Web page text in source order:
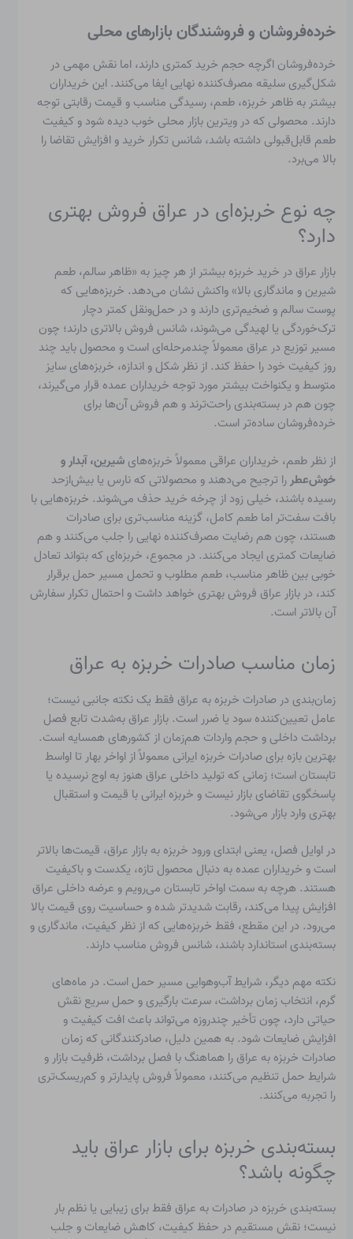
خرده‌فروشان و فروشندگان بازارهای محلی
خرده‌فروشان اگرچه حجم خرید کمتری دارند، اما نقش مهمی در
شکل‌گیری سلیقه مصرف‌کننده نهایی ایفا می‌کنند. این خریداران
بیشتر به ظاهر خربزه، طعم، رسیدگی مناسب و قیمت رقابتی توجه
دارند. محصولی که در ویترین بازار محلی خوب دیده شود و کیفیت
طعم قابل‌قبولی داشته باشد، شانس تکرار خرید و افزایش تقاضا را
بالا می‌برد.
چه نوع خربزه‌ای در عراق فروش بهتری
دارد؟
بازار عراق در خرید خربزه بیشتر از هر چیز به «ظاهر سالم، طعم
شیرین و ماندگاری بالا» واکنش نشان می‌دهد. خربزه‌هایی که
پوست سالم و ضخیم‌تری دارند و در حمل‌ونقل کمتر دچار
ترک‌خوردگی یا لهیدگی می‌شوند، شانس فروش بالاتری دارند؛ چون
مسیر توزیع در عراق معمولاً چندمرحله‌ای است و محصول باید چند
روز کیفیت خود را حفظ کند. از نظر شکل و اندازه، خربزه‌های سایز
متوسط و یکنواخت بیشتر مورد توجه خریداران عمده قرار می‌گیرند،
چون هم در بسته‌بندی راحت‌ترند و هم فروش آن‌ها برای
خرده‌فروشان ساده‌تر است.
از نظر طعم، خریداران عراقی معمولاً خربزه‌هایشیرین، آبدار و
خوش‌عطر را ترجیح می‌دهند و محصولاتی که نارس یا بیش‌ازحد
رسیده باشند، خیلی زود از چرخه خرید حذف می‌شوند. خربزه‌هایی با
بافت سفت‌تر اما طعم کامل، گزینه مناسب‌تری برای صادرات
هستند، چون هم رضایت مصرف‌کننده نهایی را جلب می‌کنند و هم
ضایعات کمتری ایجاد می‌کنند. در مجموع، خربزه‌ای که بتواند تعادل
خوبی بین ظاهر مناسب، طعم مطلوب و تحمل مسیر حمل برقرار
کند، در بازار عراق فروش بهتری خواهد داشت و احتمال تکرار سفارش
آن بالاتر است.
زمان مناسب صادرات خربزه به عراق
زمان‌بندی در صادرات خربزه به عراق فقط یک نکته جانبی نیست؛
عامل تعیین‌کننده سود یا ضرر است. بازار عراق به‌شدت تابع فصل
برداشت داخلی و حجم واردات هم‌زمان از کشورهای همسایه است.
بهترین بازه برای صادرات خربزه ایرانی معمولاً از اواخر بهار تا اواسط
تابستان است؛ زمانی که تولید داخلی عراق هنوز به اوج نرسیده یا
پاسخگوی تقاضای بازار نیست و خربزه ایرانی با قیمت و استقبال
بهتری وارد بازار می‌شود.
در اوایل فصل، یعنی ابتدای ورود خربزه به بازار عراق، قیمت‌ها بالاتر
است و خریداران عمده به دنبال محصول تازه، یکدست و باکیفیت
هستند. هرچه به سمت اواخر تابستان می‌رویم و عرضه داخلی عراق
افزایش پیدا می‌کند، رقابت شدیدتر شده و حساسیت روی قیمت بالا
می‌رود. در این مقطع، فقط خربزه‌هایی که از نظر کیفیت، ماندگاری و
بسته‌بندی استاندارد باشند، شانس فروش مناسب دارند.
نکته مهم دیگر، شرایط آب‌وهوایی مسیر حمل است. در ماه‌های
گرم، انتخاب زمان برداشت، سرعت بارگیری و حمل سریع نقش
حیاتی دارد، چون تأخیر چندروزه می‌تواند باعث افت کیفیت و
افزایش ضایعات شود. به همین دلیل، صادرکنندگانی که زمان
صادرات خربزه به عراق را هماهنگ با فصل برداشت، ظرفیت بازار و
شرایط حمل تنظیم می‌کنند، معمولاً فروش پایدارتر و کم‌ریسک‌تری
را تجربه می‌کنند.
بسته‌بندی خربزه برای بازار عراق باید
چگونه باشد؟
بسته‌بندی خربزه در صادرات به عراق فقط برای زیبایی یا نظم بار
نیست؛ نقش مستقیم در حفظ کیفیت، کاهش ضایعات و جلب